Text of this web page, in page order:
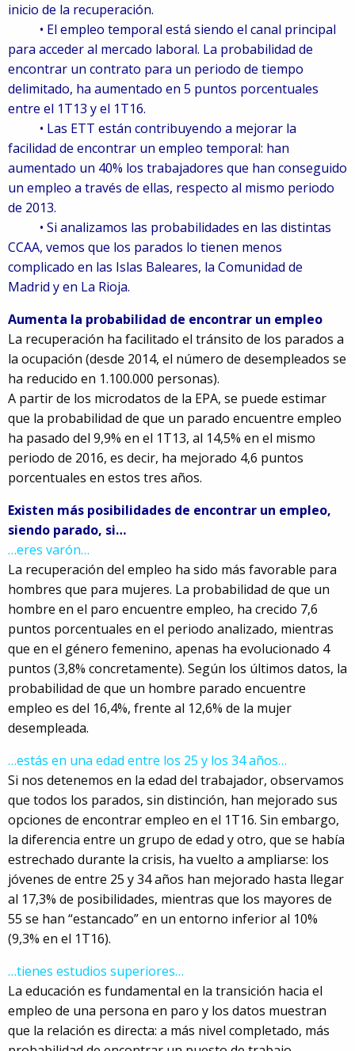
inicio de la recuperación.
• El empleo temporal está siendo el canal principal
para acceder al mercado laboral. La probabilidad de
encontrar un contrato para un periodo de tiempo
delimitado, ha aumentado en 5 puntos porcentuales
entre el 1T13 y el 1T16.
• Las ETT están contribuyendo a mejorar la
facilidad de encontrar un empleo temporal: han
aumentado un 40% los trabajadores que han conseguido
un empleo a través de ellas, respecto al mismo periodo
de 2013.
• Si analizamos las probabilidades en las distintas
CCAA, vemos que los parados lo tienen menos
complicado en las Islas Baleares, la Comunidad de
Madrid y en La Rioja.
Aumenta la probabilidad de encontrar un empleo
La recuperación ha facilitado el tránsito de los parados a
la ocupación (desde 2014, el número de desempleados se
ha reducido en 1.100.000 personas).
A partir de los microdatos de la EPA, se puede estimar
que la probabilidad de que un parado encuentre empleo
ha pasado del 9,9% en el 1T13, al 14,5% en el mismo
periodo de 2016, es decir, ha mejorado 4,6 puntos
porcentuales en estos tres años.
Existen más posibilidades de encontrar un empleo,
siendo parado, si…
…eres varón…
La recuperación del empleo ha sido más favorable para
hombres que para mujeres. La probabilidad de que un
hombre en el paro encuentre empleo, ha crecido 7,6
puntos porcentuales en el periodo analizado, mientras
que en el género femenino, apenas ha evolucionado 4
puntos (3,8% concretamente). Según los últimos datos, la
probabilidad de que un hombre parado encuentre
empleo es del 16,4%, frente al 12,6% de la mujer
desempleada.
…estás en una edad entre los 25 y los 34 años…
Si nos detenemos en la edad del trabajador, observamos
que todos los parados, sin distinción, han mejorado sus
opciones de encontrar empleo en el 1T16. Sin embargo,
la diferencia entre un grupo de edad y otro, que se había
estrechado durante la crisis, ha vuelto a ampliarse: los
jóvenes de entre 25 y 34 años han mejorado hasta llegar
al 17,3% de posibilidades, mientras que los mayores de
55 se han “estancado” en un entorno inferior al 10%
(9,3% en el 1T16).
…tienes estudios superiores…
La educación es fundamental en la transición hacia el
empleo de una persona en paro y los datos muestran
que la relación es directa: a más nivel completado, más